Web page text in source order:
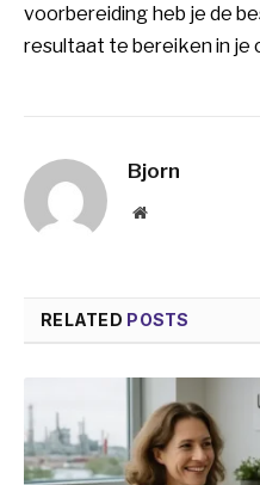
voorbereiding heb je de
resultaat te bereiken in je
Bjorn
Website
RELATED POSTS